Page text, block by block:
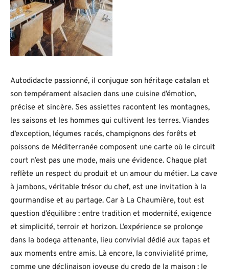
Autodidacte passionné, il conjugue son héritage catalan et
son tempérament alsacien dans une cuisine d’émotion,
précise et sincère. Ses assiettes racontent les montagnes,
les saisons et les hommes qui cultivent les terres. Viandes
d’exception, légumes racés, champignons des forêts et
poissons de Méditerranée composent une carte où le circuit
court n’est pas une mode, mais une évidence. Chaque plat
reflète un respect du produit et un amour du métier. La cave
à jambons, véritable trésor du chef, est une invitation à la
gourmandise et au partage. Car à La Chaumière, tout est
question d’équilibre : entre tradition et modernité, exigence
et simplicité, terroir et horizon. L’expérience se prolonge
dans la bodega attenante, lieu convivial dédié aux tapas et
aux moments entre amis. Là encore, la convivialité prime,